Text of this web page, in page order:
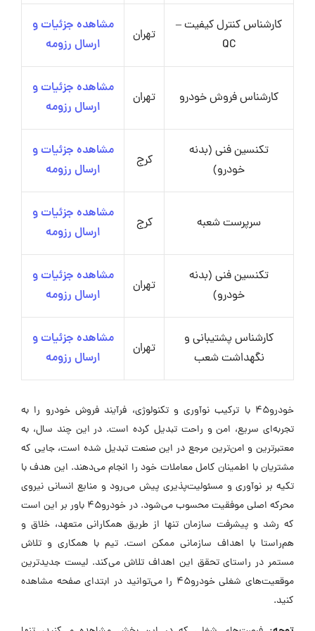
کارشناس کنترل کیفیت –
QC
تهران
مشاهده جزئیات و
ارسال رزومه
کارشناس فروش خودرو تهران
مشاهده جزئیات و
ارسال رزومه
تکنسین فنی (بدنه
خودرو)
کرج
مشاهده جزئیات و
ارسال رزومه
سرپرست شعبه کرج
مشاهده جزئیات و
ارسال رزومه
تکنسین فنی (بدنه
خودرو)
تهران
مشاهده جزئیات و
ارسال رزومه
کارشناس پشتیبانی و
نگهداشت شعب
تهران
مشاهده جزئیات و
ارسال رزومه
خودرو۴۵ با ترکیب نوآوری و تکنولوژی، فرآیند فروش خودرو را به
تجربه‌ای سریع، امن و راحت تبدیل کرده است. در این چند سال، به
معتبرترین و امن‌ترین مرجع در این صنعت تبدیل شده است، جایی که
مشتریان با اطمینان کامل معاملات خود را انجام می‌دهند. این هدف با
تکیه بر نوآوری و مسئولیت‌پذیری پیش می‌رود و منابع انسانی نیروی
محرکه اصلی موفقیت محسوب می‌شود. در خودرو۴۵ باور بر این است
که رشد و پیشرفت سازمان تنها از طریق همکارانی متعهد، خلاق و
هم‌راستا با اهداف سازمانی ممکن است. تیم با همکاری و تلاش
مستمر در راستای تحقق این اهداف تلاش می‌کند. لیست جدیدترین
موقعیت‌های شغلی خودرو45 را می‌توانید در ابتدای صفحه مشاهده
کنید.